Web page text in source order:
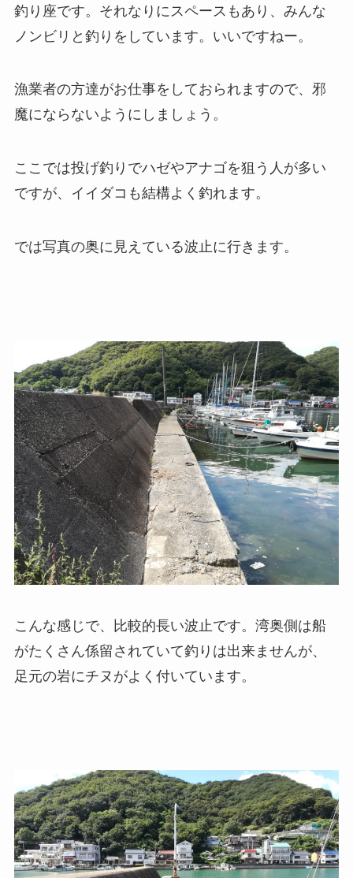
釣り座です。それなりにスペースもあり、みんな
ノンビリと釣りをしています。いいですねー。
漁業者の方達がお仕事をしておられますので、邪
魔にならないようにしましょう。
ここでは投げ釣りでハゼやアナゴを狙う人が多い
ですが、イイダコも結構よく釣れます。
では写真の奥に見えている波止に行きます。
こんな感じで、比較的長い波止です。湾奥側は船
がたくさん係留されていて釣りは出来ませんが、
足元の岩にチヌがよく付いています。